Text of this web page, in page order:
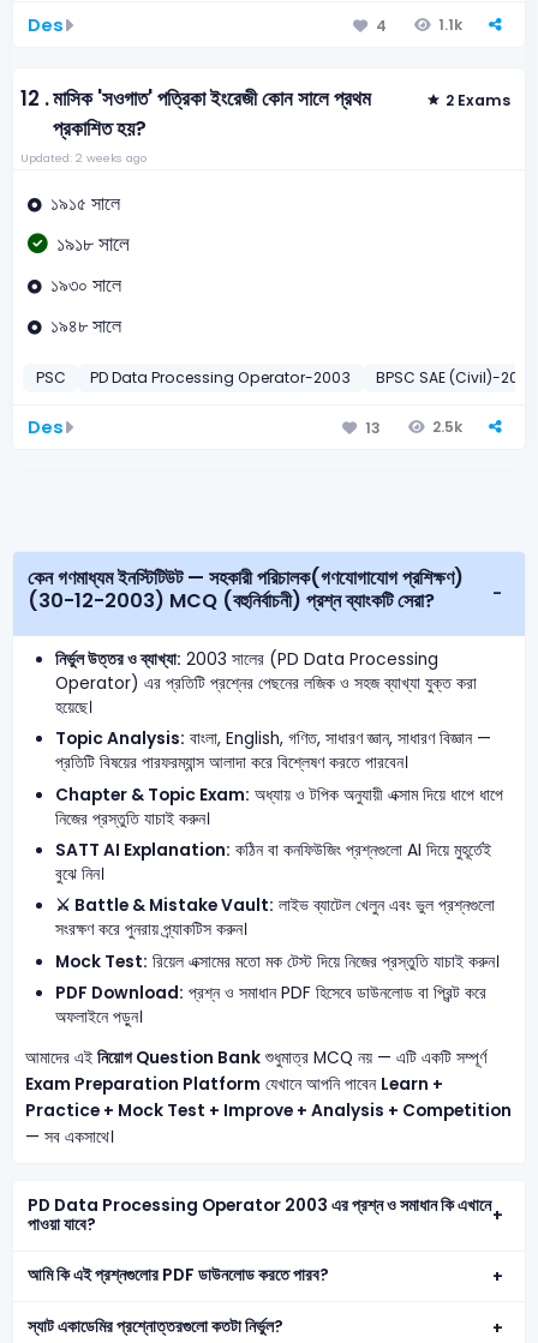
Des 4 1.1k
12 .মাসিক 'সওগাত' পত্রিকা ইংরেজী কোন সালে প্রথম
প্রকাশিত হয়?
2 Exams
Updated: 2 weeks ago
১৯১৫ সালে
১৯১৮ সালে
১৯৩০ সালে
১৯৪৮ সালে
PSC PD Data Processing Operator-2003 BPSC SAE (Civil)-2026
Des 13 2.5k
কেন গণমাধ্যম ইনস্টিটিউট — সহকারী পরিচালক(গণযোগাযোগ প্রশিক্ষণ)
(30-12-2003) MCQ (বহুনির্বাচনী) প্রশ্ন ব্যাংকটি সেরা?
নির্ভুল উত্তর ও ব্যাখ্যা: 2003 সালের (PD Data Processing
Operator) এর প্রতিটি প্রশ্নের পেছনের লজিক ও সহজ ব্যাখ্যা যুক্ত করা
হয়েছে।
Topic Analysis: বাংলা, English, গণিত, সাধারণ জ্ঞান, সাধারণ বিজ্ঞান —
প্রতিটি বিষয়ের পারফরম্যান্স আলাদা করে বিশ্লেষণ করতে পারবেন।
Chapter & Topic Exam: অধ্যায় ও টপিক অনুযায়ী এক্সাম দিয়ে ধাপে ধাপে
নিজের প্রস্তুতি যাচাই করুন।
SATT AI Explanation: কঠিন বা কনফিউজিং প্রশ্নগুলো AI দিয়ে মুহূর্তেই
বুঝে নিন।
⚔️ Battle & Mistake Vault: লাইভ ব্যাটেল খেলুন এবং ভুল প্রশ্নগুলো
সংরক্ষণ করে পুনরায় প্র্যাকটিস করুন।
Mock Test: রিয়েল এক্সামের মতো মক টেস্ট দিয়ে নিজের প্রস্তুতি যাচাই করুন।
PDF Download: প্রশ্ন ও সমাধান PDF হিসেবে ডাউনলোড বা প্রিন্ট করে
অফলাইনে পড়ুন।
আমাদের এই নিয়োগ Question Bankশুধুমাত্র MCQ নয় — এটি একটি সম্পূর্ণ
Exam Preparation Platform যেখানে আপনি পাবেন Learn +
Practice + Mock Test + Improve + Analysis + Competition
— সব একসাথে।
PD Data Processing Operator 2003 এর প্রশ্ন ও সমাধান কি এখানে
পাওয়া যাবে?
আমি কি এই প্রশ্নগুলোর PDF ডাউনলোড করতে পারব?
স্যাট একাডেমির প্রশ্নোত্তরগুলো কতটা নির্ভুল?